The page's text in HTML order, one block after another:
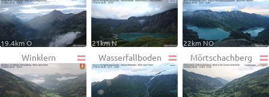
19.4km O 21km N 22km NO
Winklern Wasserfallboden Mörtschachberg